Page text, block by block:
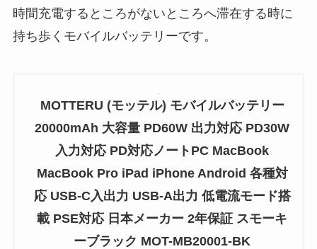
時間充電するところがないところへ滞在する時に
持ち歩くモバイルバッテリーです。
MOTTERU (モッテル) モバイルバッテリー
20000mAh 大容量 PD60W 出力対応 PD30W
入力対応 PD対応ノートPC MacBook
MacBook Pro iPad iPhone Android 各種対
応 USB-C入出力 USB-A出力 低電流モード搭
載 PSE対応 日本メーカー 2年保証 スモーキ
ーブラック MOT-MB20001-BK